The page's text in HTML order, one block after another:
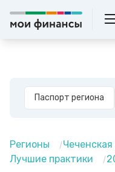
Паспорт региона
Регионы
Лучшие практики